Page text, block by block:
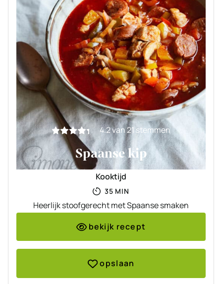
4.2van21 stemmen
Spaanse kip
Kooktijd
35MINUTEN
MIN
Heerlijk stoofgerecht met Spaanse smaken
bekijk recept
opslaan